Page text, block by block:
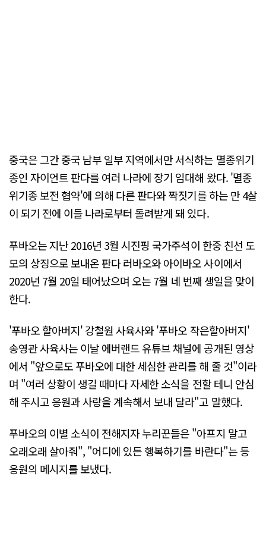
중국은 그간 중국 남부 일부 지역에서만 서식하는 멸종위기
종인 자이언트 판다를 여러 나라에 장기 임대해 왔다. '멸종
위기종 보전 협약'에 의해 다른 판다와 짝짓기를 하는 만 4살
이 되기 전에 이들 나라로부터 돌려받게 돼 있다.
푸바오는 지난 2016년 3월 시진핑 국가주석이 한중 친선 도
모의 상징으로 보내온 판다 러바오와 아이바오 사이에서
2020년 7월 20일 태어났으며 오는 7월 네 번째 생일을 맞이
한다.
'푸바오 할아버지' 강철원 사육사와 '푸바오 작은할아버지'
송영관 사육사는 이날 에버랜드 유튜브 채널에 공개된 영상
에서 "앞으로도 푸바오에 대한 세심한 관리를 해 줄 것"이라
며 "여러 상황이 생길 때마다 자세한 소식을 전할 테니 안심
해 주시고 응원과 사랑을 계속해서 보내 달라"고 말했다.
푸바오의 이별 소식이 전해지자 누리꾼들은 "아프지 말고
오래오래 살아줘", "어디에 있든 행복하기를 바란다"는 등
응원의 메시지를 보냈다.